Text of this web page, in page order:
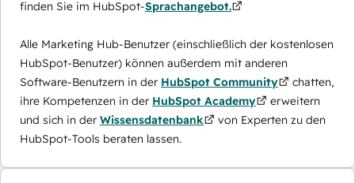
finden Sie im HubSpot-Sprachangebot.
Alle Marketing Hub-Benutzer (einschließlich der kostenlosen
HubSpot-Benutzer) können außerdem mit anderen
Software-Benutzern in der HubSpot Community
chatten,
ihre Kompetenzen in der HubSpot Academy
erweitern
und sich in der Wissensdatenbank
von Experten zu den
HubSpot-Tools beraten lassen.